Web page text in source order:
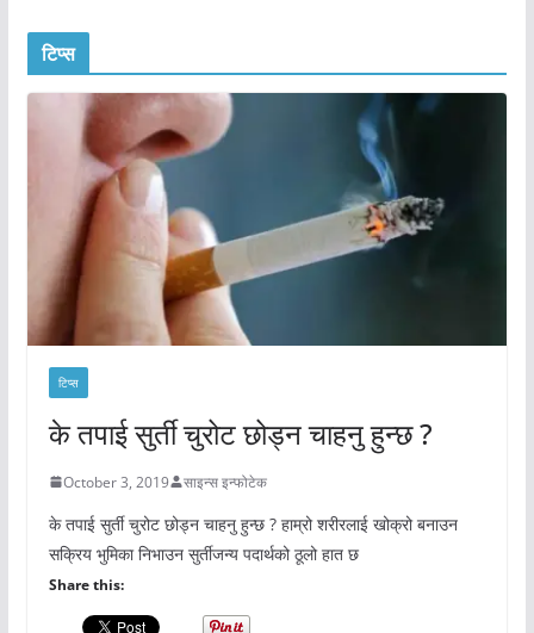
टिप्स
टिप्स
के तपाई सुर्ती चुरोट छोड्न चाहनु हुन्छ ?
October 3, 2019 साइन्स इन्फोटेक
के तपाई सुर्ती चुरोट छोड्न चाहनु हुन्छ ? हाम्रो शरीरलाई खोक्रो बनाउन
सक्रिय भुमिका निभाउन सुर्तीजन्य पदार्थको ठूलो हात छ
Share this: